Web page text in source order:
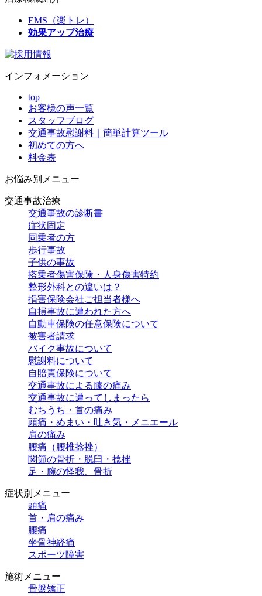
EMS（楽トレ）
効果アップ治療
インフォメーション
top
お客様の声一覧
スタッフブログ
交通事故慰謝料｜簡単計算ツール
初めての方へ
料金表
お悩み別メニュー
交通事故治療
交通事故の診断書
症状固定
同乗者の方
歩行事故
子供の事故
搭乗者傷害保険・人身傷害特約
整形外科との違いは？
損害保険会社ご担当者様へ
自損事故に遭われた方へ
自動車保険の任意保険について
被害者請求
バイク事故について
慰謝料について
自賠責保険について
交通事故による膝の痛み
交通事故に遭ってしまったら
むちうち・首の痛み
頭痛・めまい・吐き気・メニエール
肩の痛み
腰痛（腰椎捻挫）
関節の骨折・脱臼・捻挫
足・腕の怪我、骨折
症状別メニュー
頭痛
首・肩の痛み
腰痛
坐骨神経痛
スポーツ障害
施術メニュー
骨盤矯正